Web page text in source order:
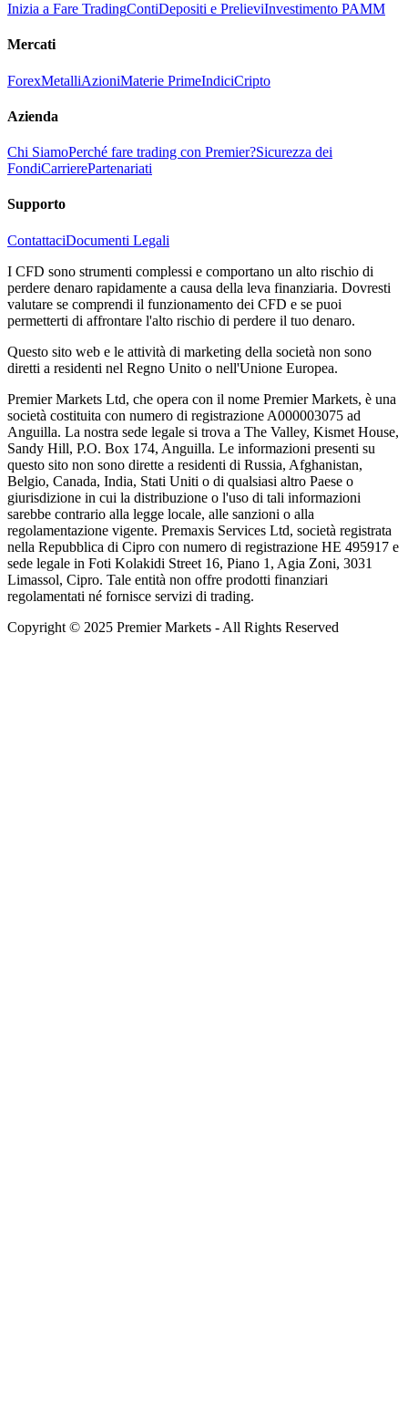
Inizia a Fare TradingContiDepositi e PrelieviInvestimento PAMM
Mercati
ForexMetalliAzioniMaterie PrimeIndiciCripto
Azienda
Chi SiamoPerché fare trading con Premier?Sicurezza dei
FondiCarrierePartenariati
Supporto
ContattaciDocumenti Legali
I CFD sono strumenti complessi e comportano un alto rischio di
perdere denaro rapidamente a causa della leva finanziaria. Dovresti
valutare se comprendi il funzionamento dei CFD e se puoi
permetterti di affrontare l'alto rischio di perdere il tuo denaro.
Questo sito web e le attività di marketing della società non sono
diretti a residenti nel Regno Unito o nell'Unione Europea.
Premier Markets Ltd, che opera con il nome Premier Markets, è una
società costituita con numero di registrazione A000003075 ad
Anguilla. La nostra sede legale si trova a The Valley, Kismet House,
Sandy Hill, P.O. Box 174, Anguilla. Le informazioni presenti su
questo sito non sono dirette a residenti di Russia, Afghanistan,
Belgio, Canada, India, Stati Uniti o di qualsiasi altro Paese o
giurisdizione in cui la distribuzione o l'uso di tali informazioni
sarebbe contrario alla legge locale, alle sanzioni o alla
regolamentazione vigente. Premaxis Services Ltd, società registrata
nella Repubblica di Cipro con numero di registrazione HE 495917 e
sede legale in Foti Kolakidi Street 16, Piano 1, Agia Zoni, 3031
Limassol, Cipro. Tale entità non offre prodotti finanziari
regolamentati né fornisce servizi di trading.
Copyright © 2025 Premier Markets - All Rights Reserved